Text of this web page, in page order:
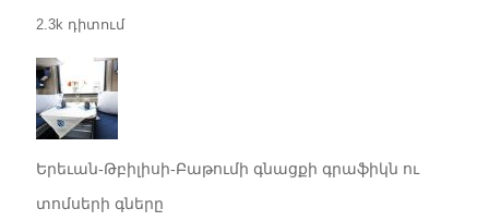
2.3k դիտում
Երեւան-Թբիլիսի-Բաթումի գնացքի գրաֆիկն ու
տոմսերի գները